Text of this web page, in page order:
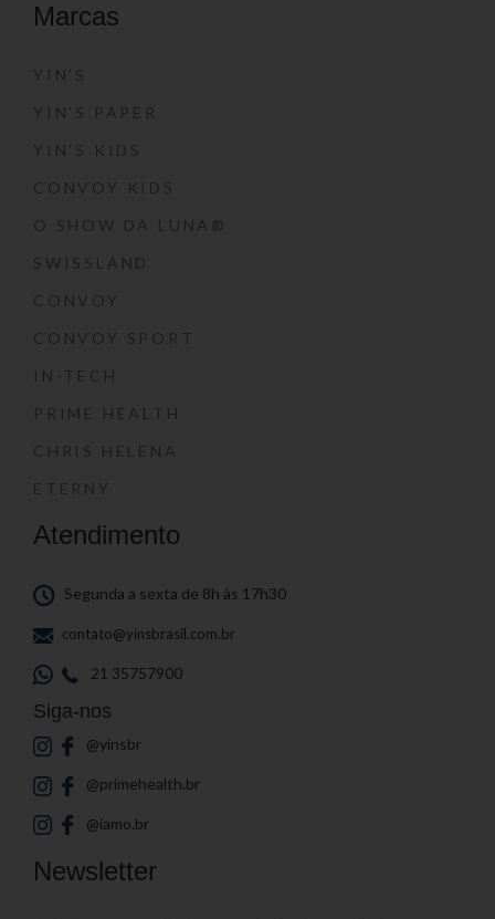
Marcas
YIN’S
YIN’S PAPER
YIN’S KIDS
CONVOY KIDS
O SHOW DA LUNA®
SWISSLAND
CONVOY
CONVOY SPORT
IN-TECH
PRIME HEALTH
CHRIS HELENA
ETERNY
Atendimento
Segunda a sexta de 8h às 17h30
contato@yinsbrasil.com.br
21 35757900
Siga-nos
@yinsbr
@primehealth.br
@iamo.br
Newsletter